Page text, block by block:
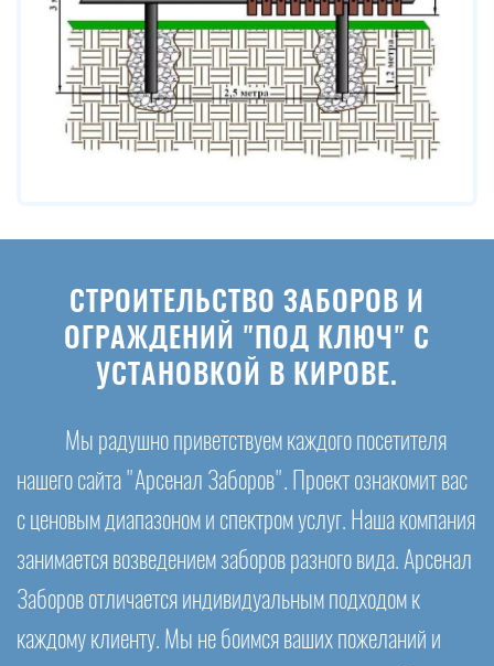
СТРОИТЕЛЬСТВО ЗАБОРОВ И
ОГРАЖДЕНИЙ "ПОД КЛЮЧ" С
УСТАНОВКОЙ В КИРОВЕ.
Мы радушно приветствуем каждого посетителя
нашего сайта "Арсенал Заборов". Проект ознакомит вас
с ценовым диапазоном и спектром услуг. Наша компания
занимается возведением заборов разного вида. Арсенал
Заборов отличается индивидуальным подходом к
каждому клиенту. Мы не боимся ваших пожеланий и